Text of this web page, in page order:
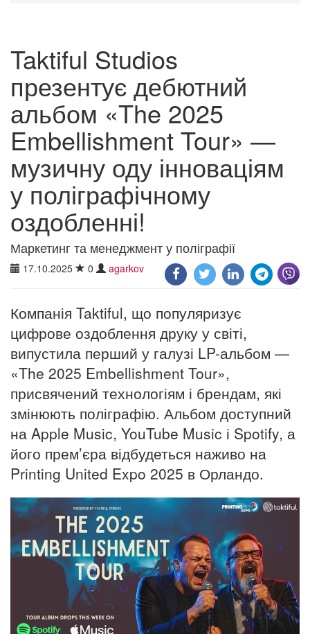
Taktiful Studios
презентує дебютний
альбом «The 2025
Embellishment Tour» —
музичну оду інноваціям
у поліграфічному
оздобленні!
Маркетинг та менеджмент у поліграфії
17.10.2025 0 agarkov
Компанія Taktiful, що популяризує
цифрове оздоблення друку у світі,
випустила перший у галузі LP-альбом —
«The 2025 Embellishment Tour»,
присвячений технологіям і брендам, які
змінюють поліграфію. Альбом доступний
на Apple Music, YouTube Music і Spotify, а
його прем’єра відбудеться наживо на
Printing United Expo 2025 в Орландо.